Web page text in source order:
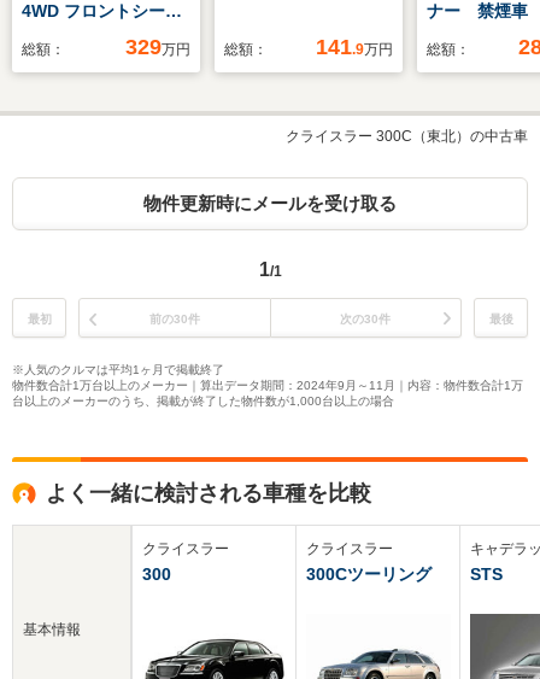
4WD フロントシート
電動調整機能 コンビ
ーションパッケージ
総額： 329万円 総額： 141.9万円
ナー 禁煙車
12.3インチ
ト アダプテ
ーズコントロ
ヒーター
総額：
クライスラー 300C（東北）の中古車
物件更新時にメールを受け取る
1/1
最初 前の30件 次の30件 最後
※人気のクルマは平均1ヶ月で掲載終了
物件数合計1万台以上のメーカー｜算出データ期間：2024年9月～11月｜内容：物件数合計1万
台以上のメーカーのうち、掲載が終了した物件数が1,000台以上の場合
よく一緒に検討される車種を比較
基本情報
クライスラー
300
クライスラー
300Cツーリング
キャデラ
STS